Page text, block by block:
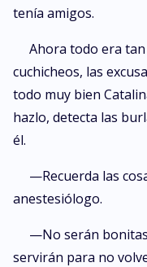
tenía amigos.
Ahora todo era
cuchicheos, las
todo muy bien
hazlo, detecta las
él.
—Recuerda las
anestesiólogo.
—No serán
servirán para no